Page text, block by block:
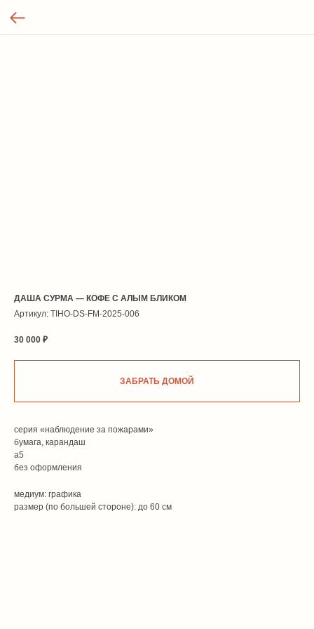
ДАША СУРМА — КОФЕ С АЛЫМ БЛИКОМ
Артикул: TIHO-DS-FM-2025-006
30 000 ₽
ЗАБРАТЬ ДОМОЙ
серия «наблюдение за пожарами»
бумага, карандаш
а5
без оформления
медиум: графика
размер (по большей стороне): до 60 см